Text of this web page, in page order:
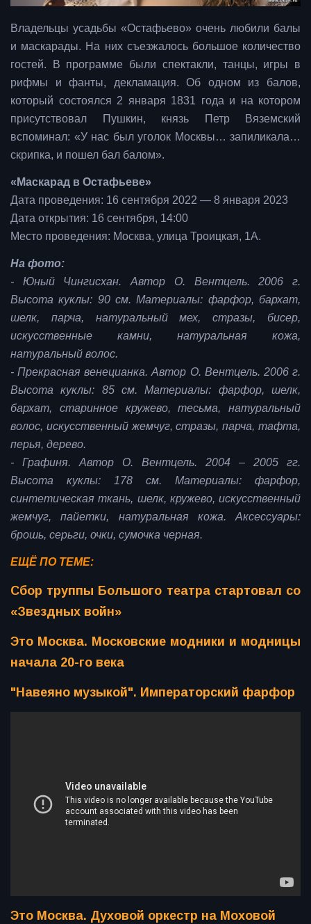
Владельцы усадьбы «Остафьево» очень любили балы
и маскарады. На них съезжалось большое количество
гостей. В программе были спектакли, танцы, игры в
рифмы и фанты, декламация. Об одном из балов,
который состоялся 2 января 1831 года и на котором
присутствовал Пушкин, князь Петр Вяземский
вспоминал: «У нас был уголок Москвы… запиликала…
скрипка, и пошел бал балом».
«Маскарад в Остафьеве»
Дата проведения: 16 сентября 2022 — 8 января 2023
Дата открытия: 16 сентября, 14:00
Место проведения: Москва, улица Троицкая, 1А.
На фото:
- Юный Чингисхан. Автор О. Вентцель. 2006 г.
Высота куклы: 90 см. Материалы: фарфор, бархат,
шелк, парча, натуральный мех, стразы, бисер,
искусственные камни, натуральная кожа,
натуральный волос.
- Прекрасная венецианка. Автор О. Вентцель. 2006 г.
Высота куклы: 85 см. Материалы: фарфор, шелк,
бархат, старинное кружево, тесьма, натуральный
волос, искусственный жемчуг, стразы, парча, тафта,
перья, дерево.
- Графиня. Автор О. Вентцель. 2004 – 2005 гг.
Высота куклы: 178 см. Материалы: фарфор,
синтетическая ткань, шелк, кружево, искусственный
жемчуг, пайетки, натуральная кожа. Аксессуары:
брошь, серьги, очки, сумочка черная.
ЕЩЁ ПО ТЕМЕ:
Сбор труппы Большого театра стартовал со
«Звездных войн»
Это Москва. Московские модники и модницы
начала 20-го века
"Навеяно музыкой". Императорский фарфор
Это Москва. Духовой оркестр на Моховой